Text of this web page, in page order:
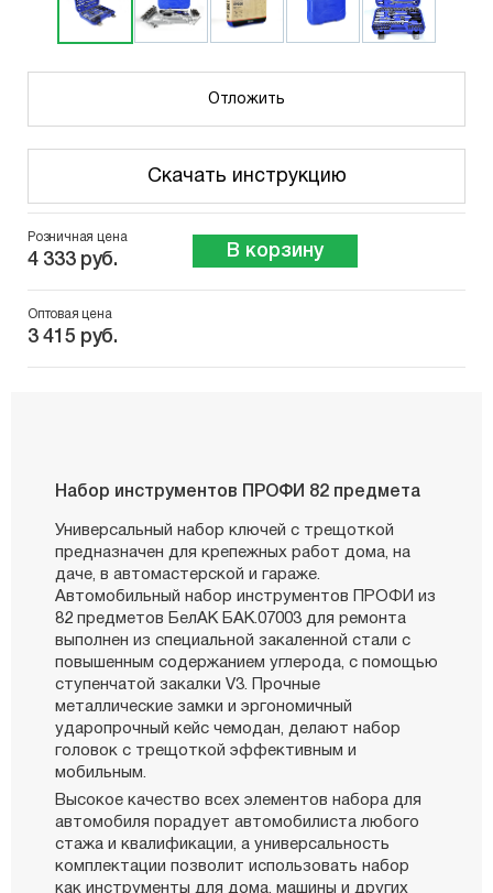
Отложить
Скачать инструкцию
Розничная цена
4 333 руб. В корзину
Оптовая цена
3 415 руб.
Набор инструментов ПРОФИ 82 предмета
Универсальный набор ключей с трещоткой
предназначен для крепежных работ дома, на
даче, в автомастерской и гараже.
Автомобильный набор инструментов ПРОФИ из
82 предметов БелАК БАК.07003 для ремонта
выполнен из специальной закаленной стали с
повышенным содержанием углерода, с помощью
ступенчатой закалки V3. Прочные
металлические замки и эргономичный
ударопрочный кейс чемодан, делают набор
головок с трещоткой эффективным и
мобильным.
Высокое качество всех элементов набора для
автомобиля порадует автомобилиста любого
стажа и квалификации, а универсальность
комплектации позволит использовать набор
как инструменты для дома, машины и других